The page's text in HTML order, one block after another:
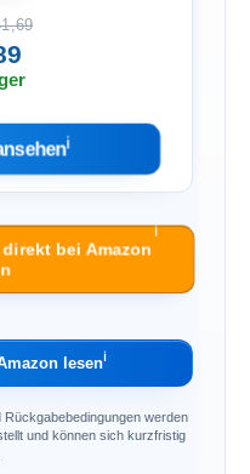
ℹ︎
bei Amazon
ℹ︎
lesenℹ︎
werden
und können sich kurzfristig